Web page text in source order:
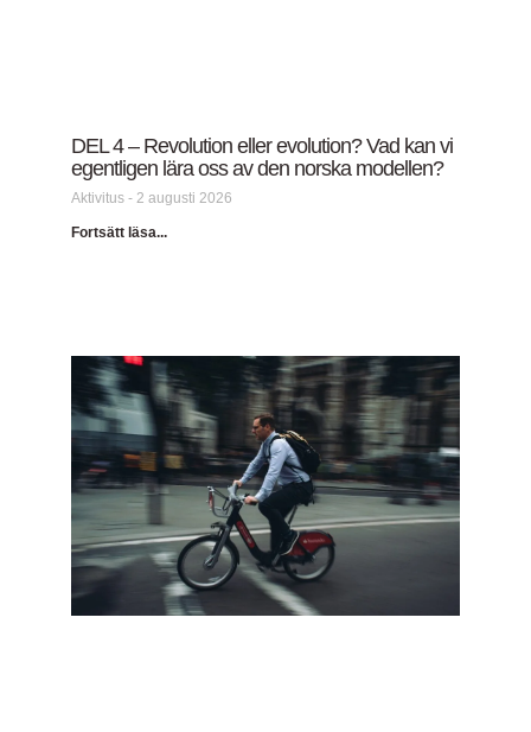
DEL 4 – Revolution eller evolution? Vad kan vi
egentligen lära oss av den norska modellen?
Aktivitus 2 augusti 2026
Fortsätt läsa...